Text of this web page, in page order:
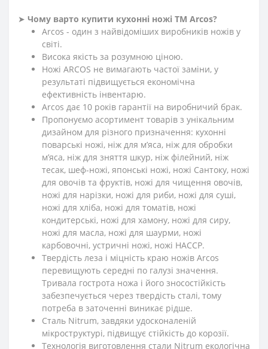
➤ Чому варто купити кухонні ножі ТМ Arcos?
Arcos - один з найвідоміших виробників ножів у
світі.
Висока якість за розумною ціною.
Ножі ARCOS не вимагають частої заміни, у
результаті підвищується економічна
ефективність інвентарю.
Arcos дає 10 років гарантії на виробничий брак.
Пропонуємо асортимент товарів з унікальним
дизайном для різного призначення: кухонні
поварські ножі, ніж для м’яса, ніж для обробки
м’яса, ніж для зняття шкур, ніж філейний, ніж
тесак, шеф-ножі, японські ножі, ножі Сантоку, ножі
для овочів та фруктів, ножі для чищення овочів,
ножі для нарізки, ножі для риби, ножі для суші,
ножі для хліба, ножі для томатів, ножі
кондитерські, ножі для хамону, ножі для сиру,
ножі для масла, ножі для шаурми, ножі
карбовочні, устричні ножі, ножі HACCP.
Твердість леза і міцність краю ножів Arcos
перевищують середні по галузі значення.
Тривала гострота ножа і його зносостійкість
забезпечується через твердість сталі, тому
потреба в заточенні виникає рідше.
Сталь Nitrum, завдяки удосконаленій
мікроструктурі, підвищує стійкість до корозії.
Технологія виготовлення стали Nitrum екологічна